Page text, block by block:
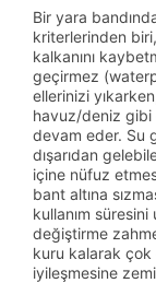
Bir yara
kriterlerinden
kalkanını
geçirmez
ellerinizi
havuz/deniz gibi
devam eder. Su
dışarıdan
içine nüfuz
bant altına
kullanım
değiştirme
kuru kalarak çok
iyileşmesine